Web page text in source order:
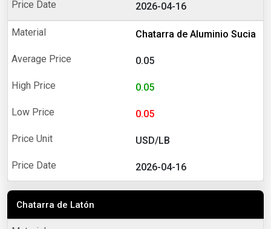
2026-04-16
Chatarra de Aluminio Sucia
0.05
0.05
0.05
USD/LB
2026-04-16
Chatarra de Latón